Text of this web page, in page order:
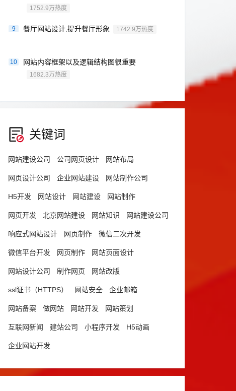
1752.9万热度
9 餐厅网站设计,提升餐厅形象 1742.9万热度
10 网站内容框架以及逻辑结构图很重要
1682.3万热度
关键词
网站建设公司 公司网页设计 网站布局
网页设计公司 企业网站建设 网站制作公司
H5开发 网站设计 网站建设 网站制作
网页开发 北京网站建设 网站知识 网站建设公司
响应式网站设计 网页制作 微信二次开发
微信平台开发 网页制作 网站页面设计
网站设计公司 制作网页 网站改版
ssl证书（HTTPS） 网站安全 企业邮箱
网站备案 做网站 网站开发 网站策划
互联网新闻 建站公司 小程序开发 H5动画
企业网站开发